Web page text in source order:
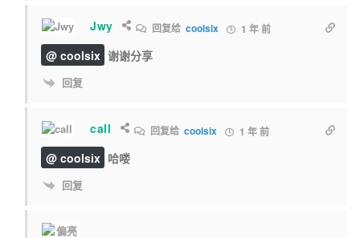
Jwy 回复给coolsix 1 年 前
@ coolsix 谢谢分享
回复
call 回复给 coolsix 1 年 前
@ coolsix 哈喽
回复